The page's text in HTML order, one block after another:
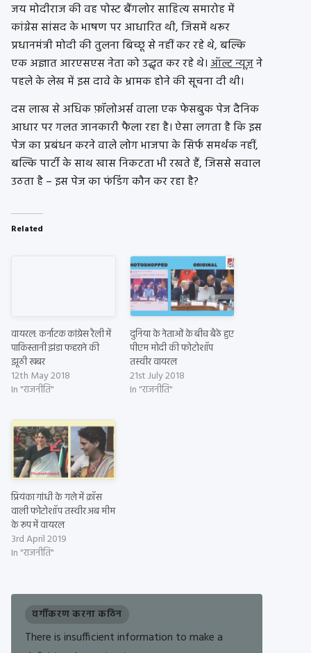
जय मोदीराज की वह पोस्ट बैंगलोर साहित्य समारोह में
कांग्रेस सांसद के भाषण पर आधारित थी, जिसमें थरूर
प्रधानमंत्री मोदी की तुलना बिच्छू से नहीं कर रहे थे, बल्कि
एक अज्ञात आरएसएस नेता को उद्धृत कर रहे थे।ऑल्ट न्यूज़ने
पहले के लेख में इस दावे के भ्रामक होने की सूचना दी थी।
दस लाख से अधिक फ़ॉलोअर्स वाला एक फेसबुक पेज दैनिक
आधार पर गलत जानकारी फैला रहा है। ऐसा लगता है कि इस
पेज का प्रबंधन करने वाले लोग भाजपा के सिर्फ समर्थक नहीं,
बल्कि पार्टी के साथ खास निकटता भी रखते हैं, जिससे सवाल
उठता है – इस पेज का फंडिंग कौन कर रहा है?
Related
वायरल: कर्नाटक कांग्रेस रैली में
पाकिस्तानी झंडा फहराने की
झूठी खबर
12th May 2018
In "राजनीति"
दुनिया के नेताओं के बीच बैठे हुए
पीएम मोदी की फोटोशॉप
तस्वीर वायरल
21st July 2018
In "राजनीति"
प्रियंका गांधी के गले में क्रॉस
वाली फोटोशॉप तस्वीर अब मीम
के रूप में वायरल
3rd April 2019
In "राजनीति"
वर्गीकरण करना कठिन
There is insufficient information to make a